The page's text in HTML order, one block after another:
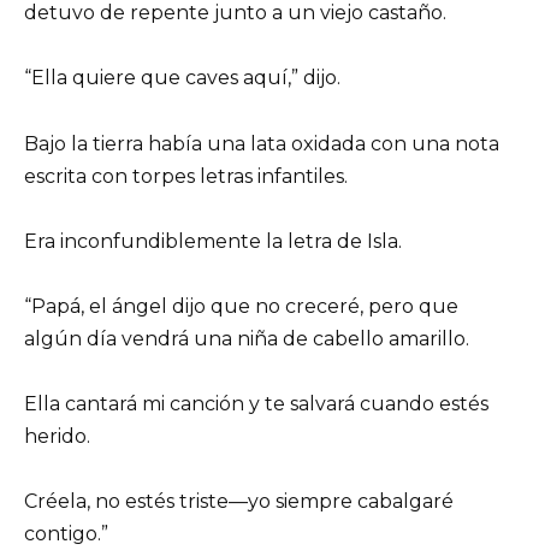
detuvo de repente junto a un viejo castaño.
“Ella quiere que caves aquí,” dijo.
Bajo la tierra había una lata oxidada con una nota
escrita con torpes letras infantiles.
Era inconfundiblemente la letra de Isla.
“Papá, el ángel dijo que no creceré, pero que
algún día vendrá una niña de cabello amarillo.
Ella cantará mi canción y te salvará cuando estés
herido.
Créela, no estés triste—yo siempre cabalgaré
contigo.”